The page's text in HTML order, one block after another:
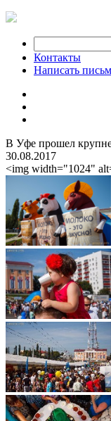
Контакты
Написать
В Уфе прошел
30.08.2017
<img width="1024"